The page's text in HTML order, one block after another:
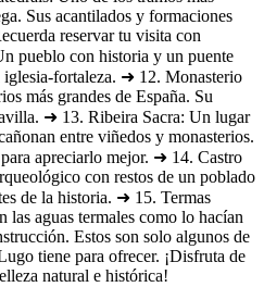
Sus acantilados y formaciones
reservar tu visita con
pueblo con historia y un puente
iglesia-fortaleza. ➜ 12. Monasterio
más grandes de España. Su
➜ 13. Ribeira Sacra: Un lugar
entre viñedos y monasterios.
apreciarlo mejor. ➜ 14. Castro
con restos de un poblado
de la historia. ➜ 15. Termas
las aguas termales como lo hacían
Estos son solo algunos de
tiene para ofrecer. ¡Disfruta de
natural e histórica!